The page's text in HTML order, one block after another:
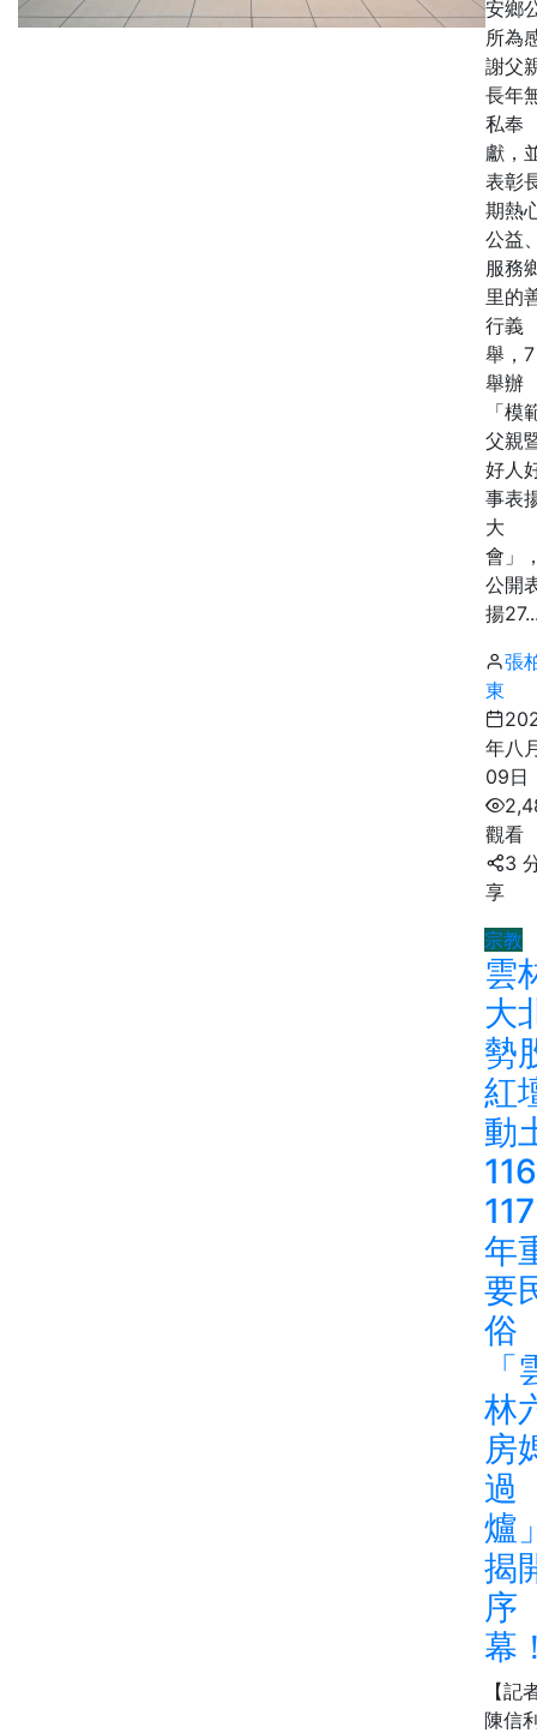
安鄉
所為
謝父
長年
私奉
獻，
表彰
期熱
公益
服務
里的
行義
舉，
舉辦
「模
父親
好人
事表
大
會」
公開
揚
張
東
年八
09日
觀看
3
享
宗教
雲
大
勢
紅
動
117
年
要
俗
「
林
房
過
爐
揭
序
幕
【記
陳信